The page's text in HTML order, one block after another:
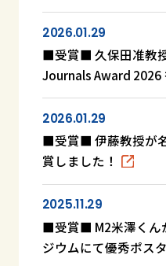
2026.01.29
■受賞■ 久保田准教
Journals Award 2026
2026.01.29
■受賞■ 伊藤教授が
賞しました！
2025.11.29
■受賞■ M2米澤くん
ジウムにて優秀ポス